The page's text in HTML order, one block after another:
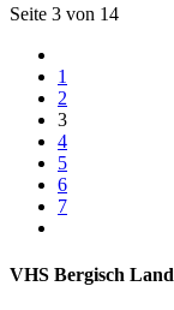
Seite 3 von 14
1
2
3
4
5
6
7
VHS Bergisch Land